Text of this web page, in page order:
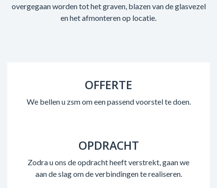
overgegaan worden tot het graven, blazen van de glasvezel
en het afmonteren op locatie.
OFFERTE
We bellen u zsm om een passend voorstel te doen.
OPDRACHT
Zodra u ons de opdracht heeft verstrekt, gaan we
aan de slag om de verbindingen te realiseren.